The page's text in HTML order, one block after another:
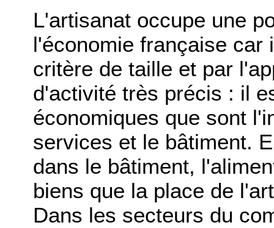
L'artisanat occupe une
l'économie française car
critère de taille et par
d'activité très précis : il
économiques que sont
services et le bâtiment.
dans le bâtiment,
biens que la place de
Dans les secteurs du